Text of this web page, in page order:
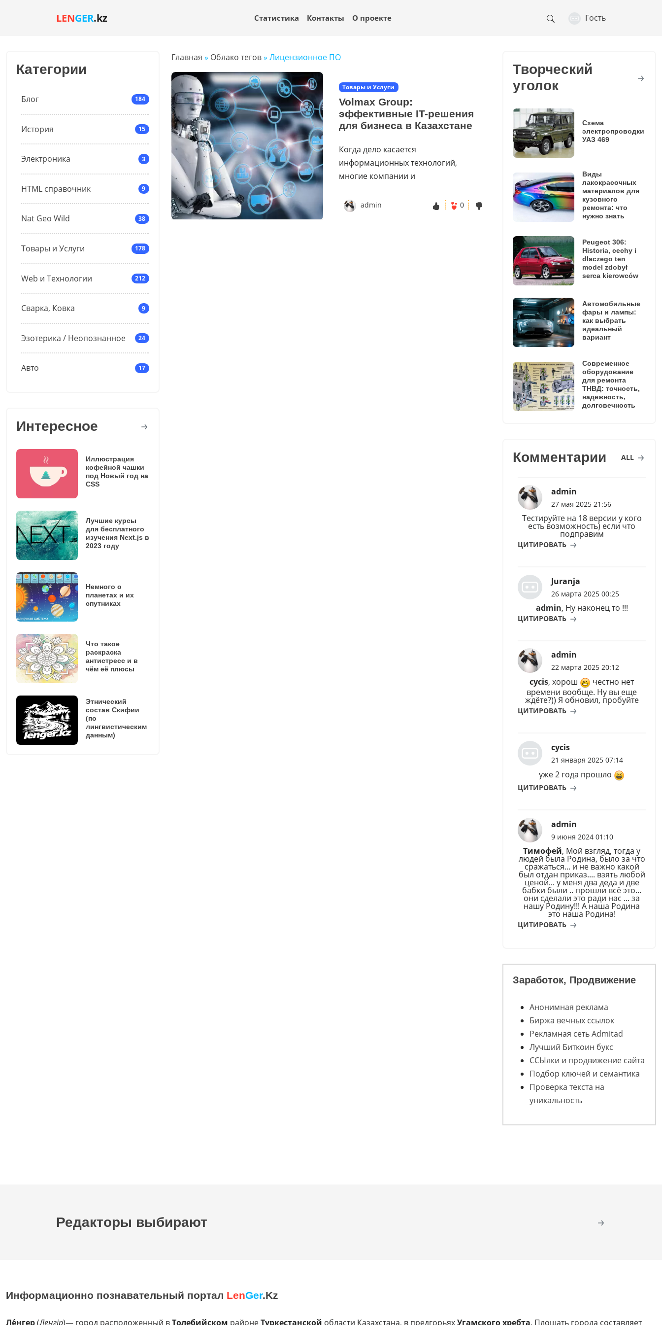
LENGER.kz Гость
Статистика Контакты О проекте
Категории
Блог 184
История 15
Электроника 3
HTML справочник 9
Nat Geo Wild 38
Товары и Услуги 178
Web и Технологии 212
Сварка, Ковка 9
Эзотерика / Неопознанное 24
Авто 17
Интересное
Иллюстрация
кофейной чашки
под Новый год на
CSS
Лучшие курсы
для бесплатного
изучения Next.js в
2023 году
Немного о
планетах и их
спутниках
Что такое
раскраска
антистресс и в
чём её плюсы
Этнический
состав Скифии
(по
лингвистическим
данным)
Главная » Облако тегов» Лицензионное ПО
Товары и Услуги
Volmax Group:
эффективные IT-решения
для бизнеса в Казахстане
Когда дело касается
информационных технологий,
многие компании и
admin 0
Творческий
уголок
Схема
электропроводки
УАЗ 469
Виды
лакокрасочных
материалов для
кузовного
ремонта: что
нужно знать
Peugeot 306:
Historia, cechy i
dlaczego ten
model zdobył
serca kierowców
Автомобильные
фары и лампы:
как выбрать
идеальный
вариант
Современное
оборудование
для ремонта
ТНВД: точность,
надежность,
долговечность
Комментарии ALL
admin
27 мая 2025 21:56
Тестируйте на 18 версии у кого
есть возможность) если что
подправим
ЦИТИРОВАТЬ
Juranja
26 марта 2025 00:25
admin, Ну наконец то !!!
ЦИТИРОВАТЬ
admin
22 марта 2025 20:12
cycis, хорош
честно нет
времени вообще. Ну вы еще
ждёте?)) Я обновил, пробуйте
ЦИТИРОВАТЬ
cycis
21 января 2025 07:14
уже 2 года прошло
ЦИТИРОВАТЬ
admin
9 июня 2024 01:10
Тимофей, Мой взгляд, тогда у
людей была Родина, было за что
сражаться... и не важно какой
был отдан приказ.... взять любой
ценой... у меня два деда и две
бабки были .. прошли всё это...
они сделали это ради нас ... за
нашу Родину!!! А наша Родина
это наша Родина!
ЦИТИРОВАТЬ
Заработок, Продвижение
Анонимная реклама
Биржа вечных ссылок
Рекламная сеть Admitad
Лучший Биткоин букс
ССЫлки и продвижение сайта
Подбор ключей и семантика
Проверка текста на
уникальность
Редакторы выбирают
Информационно познавательный портал LenGer.Kz
Ле́нгер(Леңгір)— город расположенный вТолебийском районеТуркестанской области Казахстана, в предгорьяхУгамского хребта. Площать города составляет